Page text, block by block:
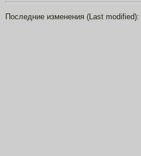
Последние изменения (Last modified):